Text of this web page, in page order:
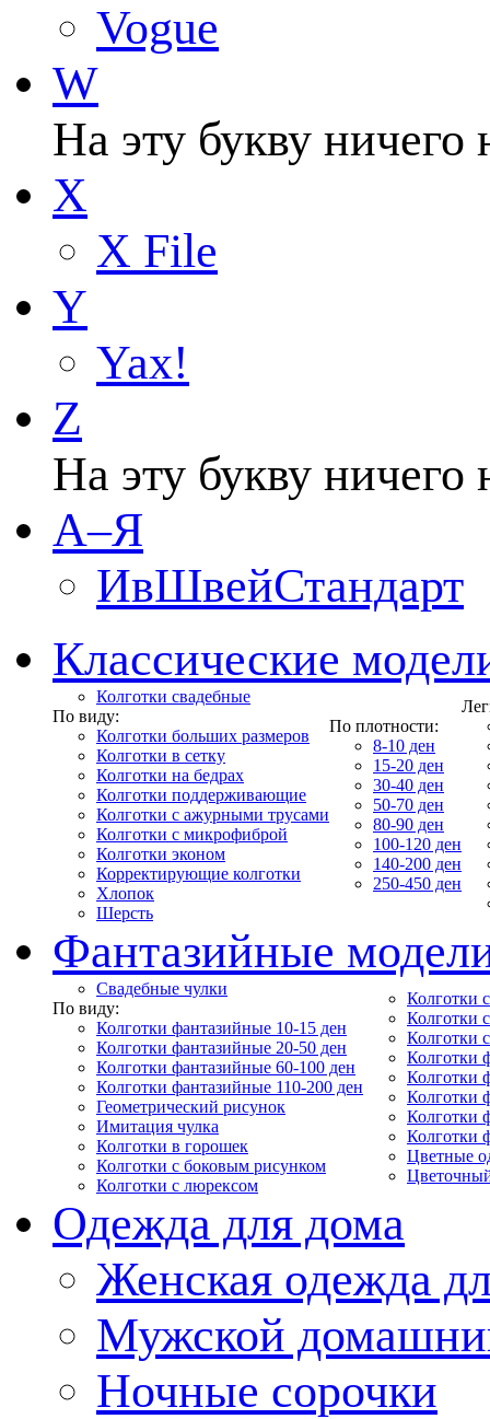
Vogue
W
На эту букву ничего
X
X File
Y
Yax!
Z
На эту букву ничего
А–Я
ИвШвейСтандарт
Классические
Колготки свадебные
По виду:
Колготки больших размеров
Колготки в сетку
Колготки на бедрах
Колготки поддерживающие
Колготки с ажурными трусами
Колготки с микрофиброй
Колготки эконом
Корректирующие колготки
Хлопок
Шерсть
По плотности:
8-10 ден
15-20 ден
30-40 ден
50-70 ден
80-90 ден
100-120 ден
140-200 ден
250-450 ден
Фантазийные
Свадебные чулки
По виду:
Колготки фантазийные 10-15 ден
Колготки фантазийные 20-50 ден
Колготки фантазийные 60-100 ден
Колготки фантазийные 110-200 ден
Геометрический рисунок
Имитация чулка
Колготки в горошек
Колготки с боковым рисунком
Колготки с люрексом
Колготки
Колготки
Колготки
Колготки
Колготки
Колготки
Колготки
Колготки
Цветные
Одежда для дома
Женская одежда
Мужской
Ночные сорочки